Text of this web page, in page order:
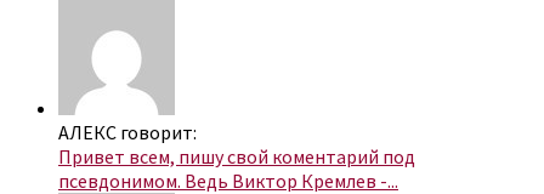
АЛЕКС говорит:
Привет всем, пишу свой коментарий под
псевдонимом. Ведь Виктор Кремлев -...